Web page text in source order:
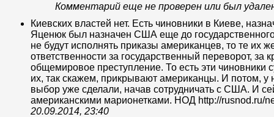
Комментарий еще не проверен или был
Киевских властей нет. Есть чиновники в Киеве,
Яценюк был назначен США еще до
не будут исполнять приказы американцев, то те их
ответственности за государственный переворот, за
общемировое преступление. То есть эти чиновники
их, так скажем, прикрывают американцы. И потом, у
выбор уже сделали, начав сотрудничать с США. И
американскими марионетками. НОД http://rusnod.ru/
20.09.2014, 23:40